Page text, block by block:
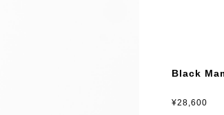
Black
¥28,600